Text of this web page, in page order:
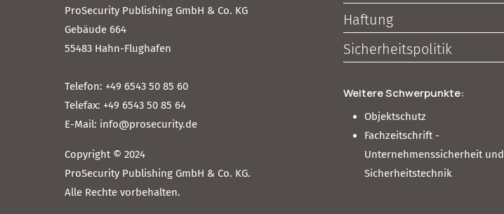
ProSecurity Publishing GmbH & Co. KG
Gebäude 664
55483 Hahn-Flughafen
Telefon: +49 6543 50 85 60
Telefax: +49 6543 50 85 64
E-Mail: info@prosecurity.de
Copyright © 2024
ProSecurity Publishing GmbH & Co. KG.
Alle Rechte vorbehalten.
Haftung
Sicherheitspolitik
Weitere Schwerpunkte:
Objektschutz
Fachzeitschrift -
Unternehmenssicherheit und
Sicherheitstechnik